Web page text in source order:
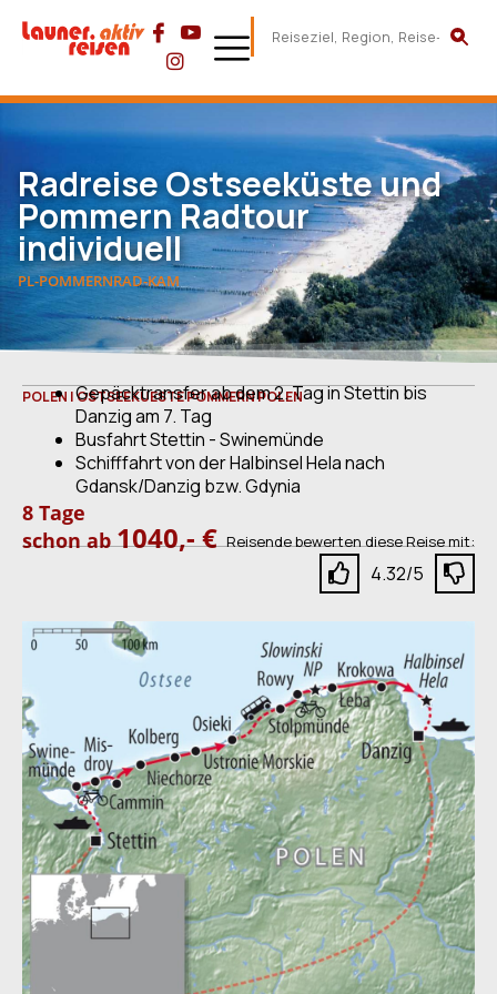
Radreise Ostseeküste und
Pommern Radtour
individuell
PL-POMMERNRAD-KAM
POLEN | OSTSEEKUESTE POMMERN POLEN
Gepäcktransfer ab dem 2. Tag in Stettin bis
Danzig am 7. Tag
Busfahrt Stettin - Swinemünde
Schifffahrt von der Halbinsel Hela nach
Gdansk/Danzig bzw. Gdynia
8 Tage
schon ab1040,- € Reisende bewerten diese Reise mit:
4.32/5